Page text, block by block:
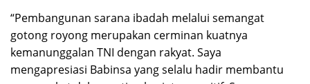
“Pembangunan sarana ibadah melalui semangat
gotong royong merupakan cerminan kuatnya
kemanunggalan TNI dengan rakyat. Saya
mengapresiasi Babinsa yang selalu hadir membantu